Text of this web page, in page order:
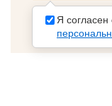
Я согласен